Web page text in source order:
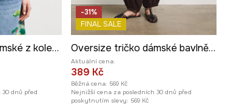
Oversize tričko dámské z kolekce Kit Mizeres x Medicine
dnů před
-31%
FINAL SALE
Oversize tričko dámské bavlněné z kolekce Kit Mizeres x Medicine
Aktuální cena:
389 Kč
Běžná cena: 569 Kč
Nejnižší cena za posledních 30 dnů před
poskytnutím slevy: 569 Kč